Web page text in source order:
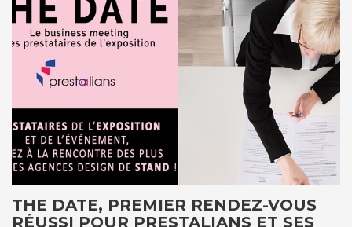
THE DATE, PREMIER RENDEZ-VOUS
RÉUSSI POUR PRESTALIANS ET SES